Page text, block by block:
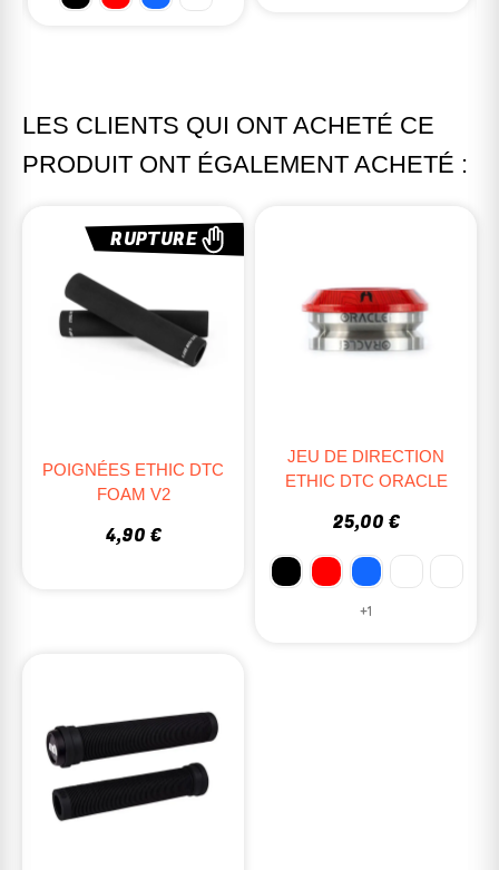
LES CLIENTS QUI ONT ACHETÉ CE
PRODUIT ONT ÉGALEMENT ACHETÉ :
RUPTURE
POIGNÉES ETHIC DTC
FOAM V2
4,90 €
JEU DE DIRECTION
ETHIC DTC ORACLE
25,00 €
+1